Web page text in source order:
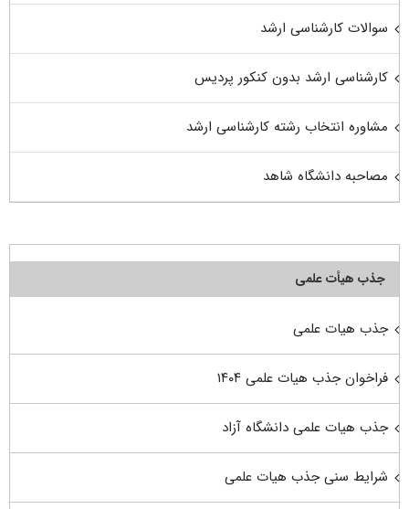
سوالات کارشناسی ارشد
کارشناسی ارشد بدون کنکور پردیس
مشاوره انتخاب رشته کارشناسی ارشد
مصاحبه دانشگاه شاهد
جذب هیأت علمی
جذب هیات علمی
فراخوان جذب هیات علمی ۱۴۰۴
جذب هیات علمی دانشگاه آزاد
شرایط سنی جذب هیات علمی